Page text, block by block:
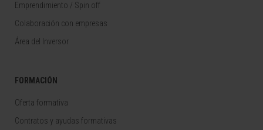
Emprendimiento / Spin off
Colaboración con empresas
Área del Inversor
FORMACIÓN
Oferta formativa
Contratos y ayudas formativas